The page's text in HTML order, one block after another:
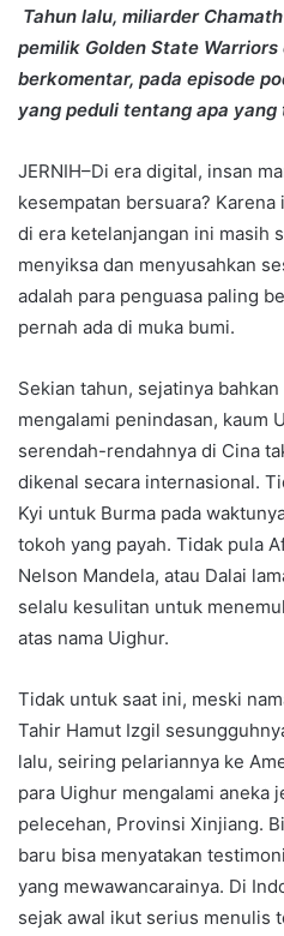
Tahun lalu, miliarder
pemilik Golden State
berkomentar, pada episode
yang peduli tentang apa yang
JERNIH–Di era digital, insan
kesempatan bersuara?
di era ketelanjangan ini masih
menyiksa dan menyusahkan
adalah para penguasa paling
pernah ada di muka bumi.
Sekian tahun, sejatinya
mengalami penindasan, kaum
serendah-rendahnya di Cina
dikenal secara internasional.
Kyi untuk Burma pada
tokoh yang payah. Tidak pula
Nelson Mandela, atau Dalai
selalu kesulitan untuk
atas nama Uighur.
Tidak untuk saat ini, meski
Tahir Hamut Izgil
lalu, seiring pelariannya ke
para Uighur mengalami aneka
pelecehan, Provinsi Xinjiang.
baru bisa menyatakan
yang mewawancarainya. Di
sejak awal ikut serius menulis